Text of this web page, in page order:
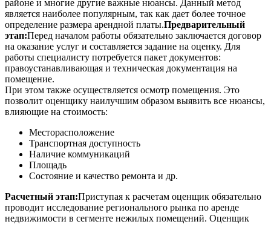
районе и многие другие важные нюансы. Данный метод
является наиболее популярным, так как дает более точное
определение размера арендной платы.Предварительный
этап:Перед началом работы обязательно заключается договор
на оказание услуг и составляется задание на оценку. Для
работы специалисту потребуется пакет документов:
правоустанавливающая и техническая документация на
помещение.
При этом также осуществляется осмотр помещения. Это
позволит оценщику наилучшим образом выявить все нюансы,
влияющие на стоимость:
Месторасположение
Транспортная доступность
Наличие коммуникаций
Площадь
Состояние и качество ремонта и др.
Расчетный этап:Приступая к расчетам оценщик обязательно
проводит исследование регионального рынка по аренде
недвижимости в сегменте нежилых помещений. Оценщик